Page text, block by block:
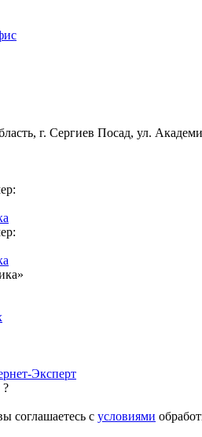
г. Сергиев Посад, ул.
Эксперт
соглашаетесь с условиями